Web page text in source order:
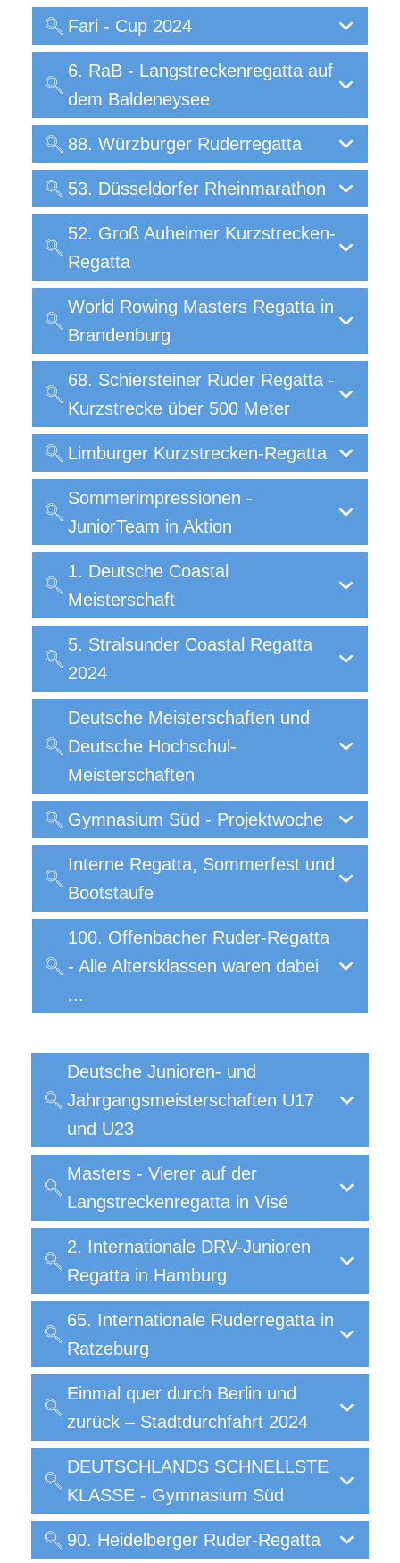
Fari - Cup 2024
6. RaB - Langstreckenregatta auf
dem Baldeneysee
88. Würzburger Ruderregatta
53. Düsseldorfer Rheinmarathon
52. Groß Auheimer Kurzstrecken-
Regatta
World Rowing Masters Regatta in
Brandenburg
68. Schiersteiner Ruder Regatta -
Kurzstrecke über 500 Meter
Limburger Kurzstrecken-Regatta
Sommerimpressionen -
JuniorTeam in Aktion
1. Deutsche Coastal
Meisterschaft
5. Stralsunder Coastal Regatta
2024
Deutsche Meisterschaften und
Deutsche Hochschul-
Meisterschaften
Gymnasium Süd - Projektwoche
Interne Regatta, Sommerfest und
Bootstaufe
100. Offenbacher Ruder-Regatta
- Alle Altersklassen waren dabei
...
Deutsche Junioren- und
Jahrgangsmeisterschaften U17
und U23
Masters - Vierer auf der
Langstreckenregatta in Visé
2. Internationale DRV-Junioren
Regatta in Hamburg
65. Internationale Ruderregatta in
Ratzeburg
Einmal quer durch Berlin und
zurück – Stadtdurchfahrt 2024
DEUTSCHLANDS SCHNELLSTE
KLASSE - Gymnasium Süd
90. Heidelberger Ruder-Regatta